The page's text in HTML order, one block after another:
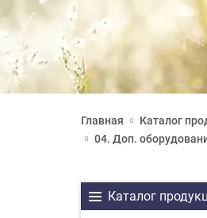
Главная Каталог
04. Доп.
Каталог